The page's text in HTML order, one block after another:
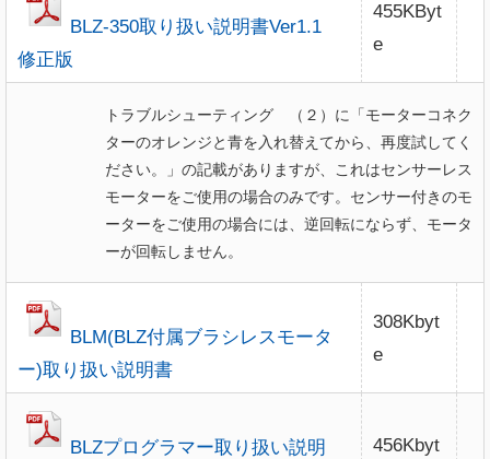
BLZ-350取り扱い説明書Ver1.1
修正版
455KByt
e
トラブルシューティング （２）に「モーターコネク
ターのオレンジと青を入れ替えてから、再度試してく
ださい。」の記載がありますが、これはセンサーレス
モーターをご使用の場合のみです。センサー付きのモ
ーターをご使用の場合には、逆回転にならず、モータ
ーが回転しません。
BLM(BLZ付属ブラシレスモータ
ー)取り扱い説明書
308Kbyt
e
BLZプログラマー取り扱い説明
456Kbyt